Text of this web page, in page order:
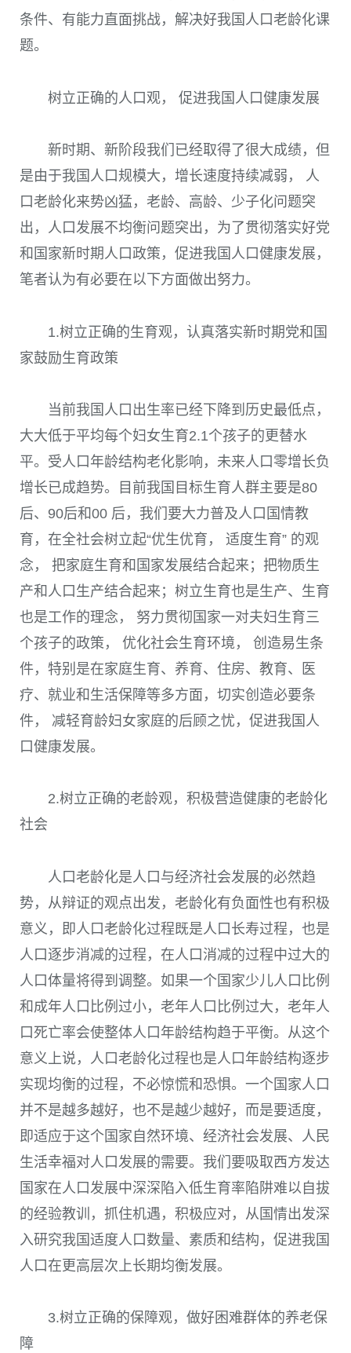
条件、有能力直面挑战，解决好我国人口老龄化课
题。
树立正确的人口观， 促进我国人口健康发展
新时期、新阶段我们已经取得了很大成绩，但
是由于我国人口规模大，增长速度持续减弱， 人
口老龄化来势凶猛，老龄、高龄、少子化问题突
出，人口发展不均衡问题突出，为了贯彻落实好党
和国家新时期人口政策，促进我国人口健康发展，
笔者认为有必要在以下方面做出努力。
1.树立正确的生育观，认真落实新时期党和国
家鼓励生育政策
当前我国人口出生率已经下降到历史最低点，
大大低于平均每个妇女生育2.1个孩子的更替水
平。受人口年龄结构老化影响，未来人口零增长负
增长已成趋势。目前我国目标生育人群主要是80
后、 90后和00 后，我们要大力普及人口国情教
育，在全社会树立起“优生优育， 适度生育” 的观
念， 把家庭生育和国家发展结合起来；把物质生
产和人口生产结合起来；树立生育也是生产、生育
也是工作的理念， 努力贯彻国家一对夫妇生育三
个孩子的政策， 优化社会生育环境， 创造易生条
件，特别是在家庭生育、养育、住房、教育、医
疗、就业和生活保障等多方面，切实创造必要条
件， 减轻育龄妇女家庭的后顾之忧，促进我国人
口健康发展。
2.树立正确的老龄观，积极营造健康的老龄化
社会
人口老龄化是人口与经济社会发展的必然趋
势，从辩证的观点出发，老龄化有负面性也有积极
意义，即人口老龄化过程既是人口长寿过程，也是
人口逐步消减的过程，在人口消减的过程中过大的
人口体量将得到调整。如果一个国家少儿人口比例
和成年人口比例过小，老年人口比例过大，老年人
口死亡率会使整体人口年龄结构趋于平衡。从这个
意义上说，人口老龄化过程也是人口年龄结构逐步
实现均衡的过程，不必惊慌和恐惧。一个国家人口
并不是越多越好，也不是越少越好，而是要适度，
即适应于这个国家自然环境、经济社会发展、人民
生活幸福对人口发展的需要。我们要吸取西方发达
国家在人口发展中深深陷入低生育率陷阱难以自拔
的经验教训，抓住机遇，积极应对，从国情出发深
入研究我国适度人口数量、素质和结构，促进我国
人口在更高层次上长期均衡发展。
3.树立正确的保障观，做好困难群体的养老保
障